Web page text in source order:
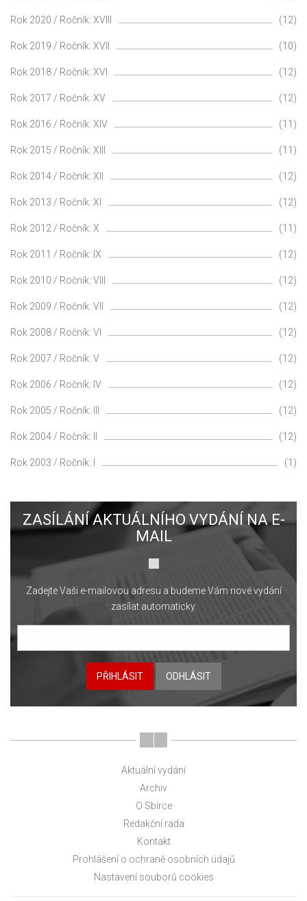
Rok 2020 / Ročník: XVIII (12)
Rok 2019 / Ročník: XVII (10)
Rok 2018 / Ročník: XVI (12)
Rok 2017 / Ročník: XV (12)
Rok 2016 / Ročník: XIV (11)
Rok 2015 / Ročník: XIII (11)
Rok 2014 / Ročník: XII (12)
Rok 2013 / Ročník: XI (12)
Rok 2012 / Ročník: X (11)
Rok 2011 / Ročník: IX (12)
Rok 2010 / Ročník: VIII (12)
Rok 2009 / Ročník: VII (12)
Rok 2008 / Ročník: VI (12)
Rok 2007 / Ročník: V (12)
Rok 2006 / Ročník: IV (12)
Rok 2005 / Ročník: III (12)
Rok 2004 / Ročník: II (12)
Rok 2003 / Ročník: I (1)
ZASÍLÁNÍ AKTUÁLNÍHO VYDÁNÍ NA E-
MAIL
Zadejte Vaši e-mailovou adresu a budeme Vám nové vydání
zasílat automaticky.
PŘIHLÁSIT ODHLÁSIT
Aktuální vydání
Archiv
O Sbírce
Redakční rada
Kontakt
Prohlášení o ochraně osobních údajů
Nastavení souborů cookies